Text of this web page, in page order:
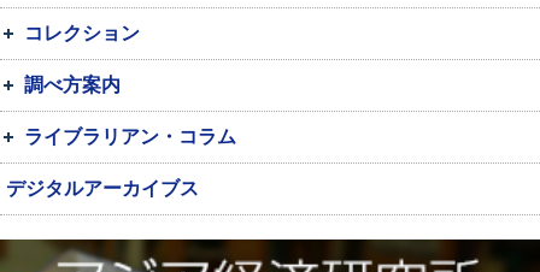
コレクション
調べ方案内
ライブラリアン・コラム
デジタルアーカイブス